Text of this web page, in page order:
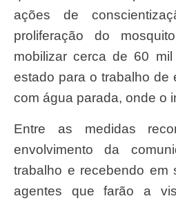
ações de
proliferação do
mobilizar cerca de 60
estado para o trabalho de
com água parada, onde o
Entre as medidas recomendadas está o
envolvimento da
trabalho e recebendo em
agentes que farão a